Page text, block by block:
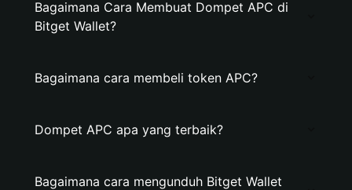
Bagaimana Cara Membuat Dompet APC di
Bitget Wallet?
Bagaimana cara membeli token APC?
Dompet APC apa yang terbaik?
Bagaimana cara mengunduh Bitget Wallet